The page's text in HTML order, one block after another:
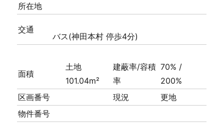
所在地
交通
バス(神田本村 停歩4分)
面積
土地
101.04m²
建蔽率/容積
率
70% /
200%
区画番号
現況
更地
物件番号